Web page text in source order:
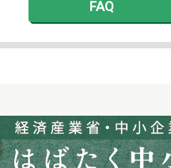
FAQ